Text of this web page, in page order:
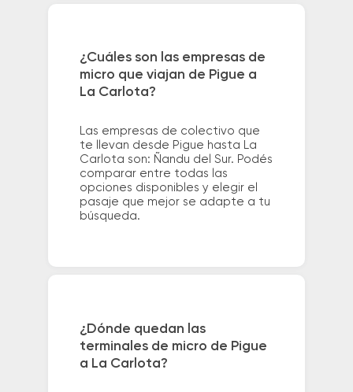
¿Cuáles son las empresas de
micro que viajan de Pigue a
La Carlota?
Las empresas de colectivo que
te llevan desde Pigue hasta La
Carlota son: Ñandu del Sur. Podés
comparar entre todas las
opciones disponibles y elegir el
pasaje que mejor se adapte a tu
búsqueda.
¿Dónde quedan las
terminales de micro de Pigue
a La Carlota?